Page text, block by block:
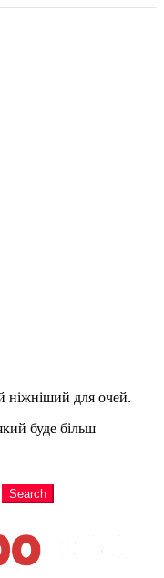
ніжніший для очей.
буде більш
Search